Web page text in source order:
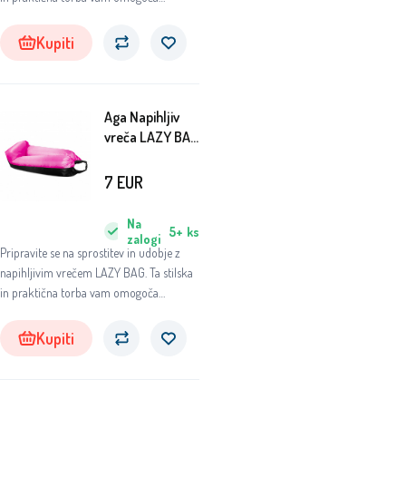
Kupiti
Aga Napihljiv
vreča LAZY BAG
Črna/Roza
Pripravite se na sprostitev in udobje z
napihljivim vrečem LAZY BAG. Ta stilska
in praktična torba vam omogoča
Na
zalogi 5+ ks
7 EUR
Kupiti